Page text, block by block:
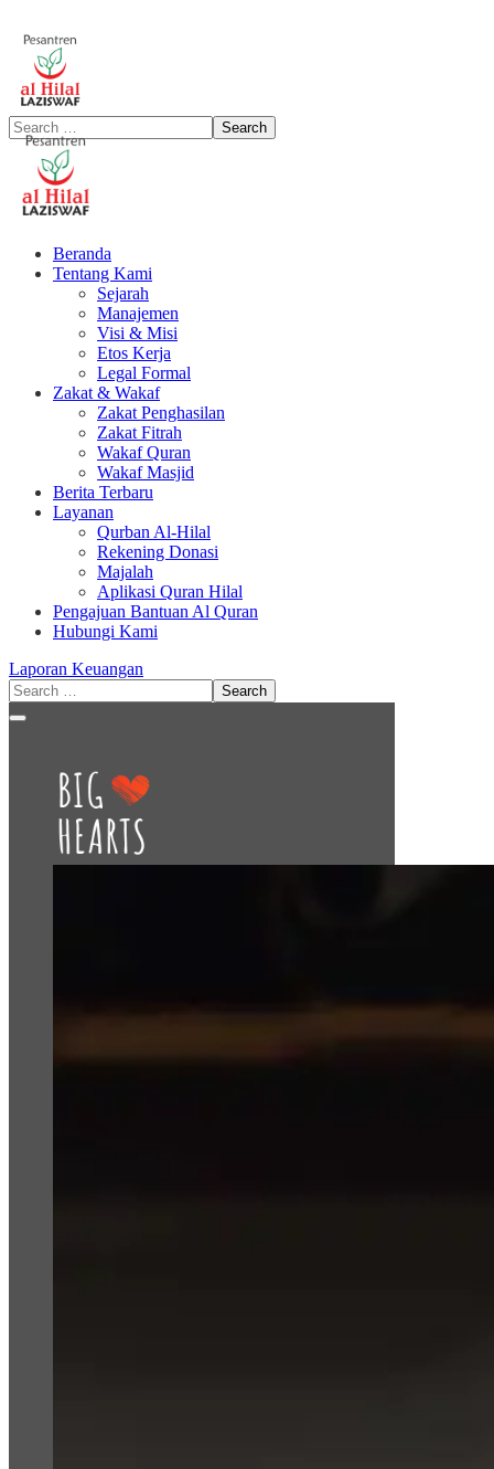
Beranda
Tentang Kami
Sejarah
Manajemen
Visi & Misi
Etos Kerja
Legal Formal
Zakat & Wakaf
Zakat Penghasilan
Zakat Fitrah
Wakaf Quran
Wakaf Masjid
Berita Terbaru
Layanan
Qurban Al-Hilal
Rekening Donasi
Majalah
Aplikasi Quran Hilal
Pengajuan Bantuan Al Quran
Hubungi Kami
Laporan Keuangan